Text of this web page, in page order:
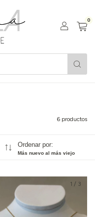
0
6 productos
Ordenar por:
Más nuevo al más viejo
1 / 3